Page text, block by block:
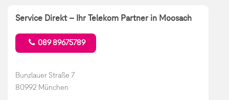
Service Direkt – Ihr Telekom Partner in Moosach
089 89675789
Bunzlauer Straße 7
80992 München